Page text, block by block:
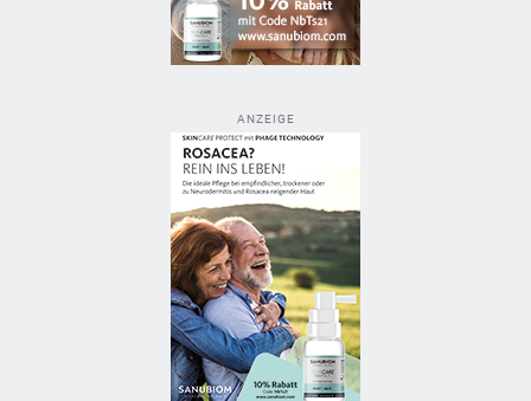
ANZEIGE